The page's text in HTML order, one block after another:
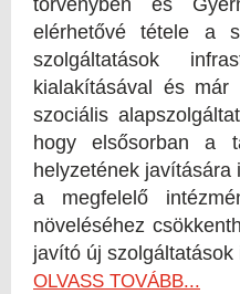
elérhetővé tétele a
szolgáltatások
kialakításával és
szociális
hogy elsősorban a
helyzetének javítására
a megfelelő
növeléséhez
javító új szolgáltatások
OLVASS TOVÁBB...